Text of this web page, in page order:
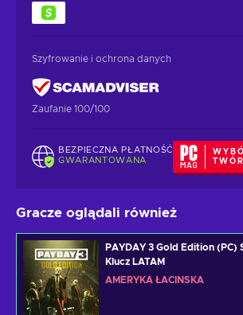
Szyfrowanie i ochrona danych
Zaufanie 100/100
BEZPIECZNA PŁATNOŚĆ
GWARANTOWANA
Gracze oglądali również
PAYDAY 3 Gold Edition (PC)
Klucz LATAM
AMERYKA ŁACIŃSKA